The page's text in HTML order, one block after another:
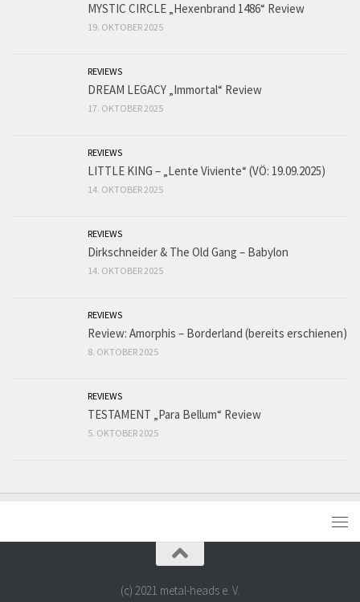
MYSTIC CIRCLE „Hexenbrand 1486“ Review
19. OKTOBER 2025
REVIEWS
DREAM LEGACY „Immortal“ Review
17. OKTOBER 2025
REVIEWS
LITTLE KING – „Lente Viviente“ (VÖ: 19.09.2025)
14. OKTOBER 2025
REVIEWS
Dirkschneider & The Old Gang – Babylon
14. OKTOBER 2025
REVIEWS
Review: Amorphis – Borderland (bereits erschienen)
8. OKTOBER 2025
REVIEWS
TESTAMENT „Para Bellum“ Review
5. OKTOBER 2025
(c) 2021 metal-heads e. V.